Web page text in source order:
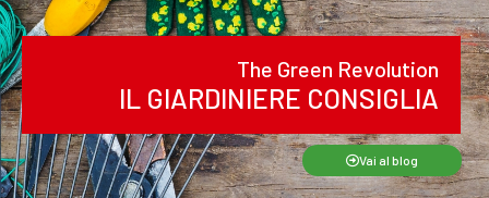
The Green Revolution
IL GIARDINIERE CONSIGLIA
Vai al blog